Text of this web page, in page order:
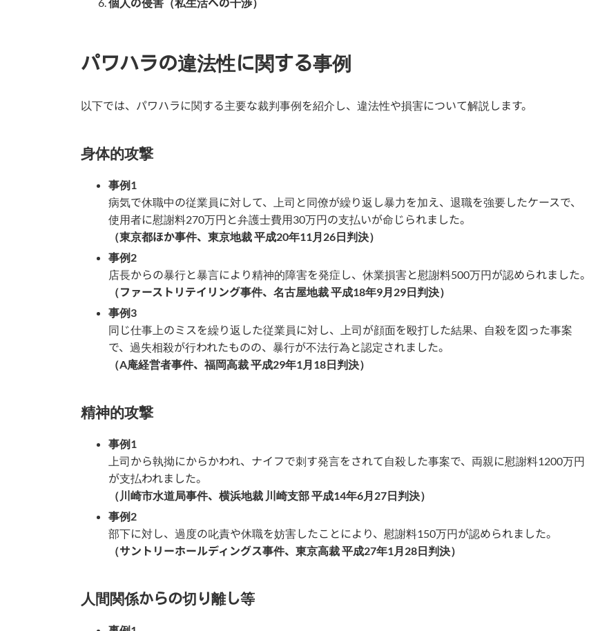
パワハラの違法性に関する事例
以下では、パワハラに関する主要な裁判事例を紹介し、違法性や損害について解説します。
身体的攻撃
事例1
病気で休職中の従業員に対して、上司と同僚が繰り返し暴力を加え、退職を強要したケースで、
使用者に慰謝料270万円と弁護士費用30万円の支払いが命じられました。
（東京都ほか事件、東京地裁 平成20年11月26日判決）
事例2
店長からの暴行と暴言により精神的障害を発症し、休業損害と慰謝料500万円が認められました。
（ファーストリテイリング事件、名古屋地裁 平成18年9月29日判決）
事例3
同じ仕事上のミスを繰り返した従業員に対し、上司が顔面を殴打した結果、自殺を図った事案
で、過失相殺が行われたものの、暴行が不法行為と認定されました。
（A庵経営者事件、福岡高裁 平成29年1月18日判決）
精神的攻撃
事例1
上司から執拗にからかわれ、ナイフで刺す発言をされて自殺した事案で、両親に慰謝料1200万円
が支払われました。
（川崎市水道局事件、横浜地裁 川崎支部 平成14年6月27日判決）
事例2
部下に対し、過度の叱責や休職を妨害したことにより、慰謝料150万円が認められました。
（サントリーホールディングス事件、東京高裁 平成27年1月28日判決）
人間関係からの切り離し等